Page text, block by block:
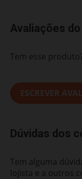
Avaliações
Tem esse
ESCREVER
Dúvidas dos
Tem alguma
lojista e a outros